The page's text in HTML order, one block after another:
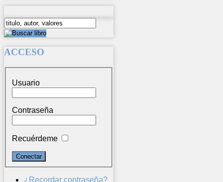
ACCESO
Usuario
Contraseña
Recuérdeme
¿Recordar contraseña?